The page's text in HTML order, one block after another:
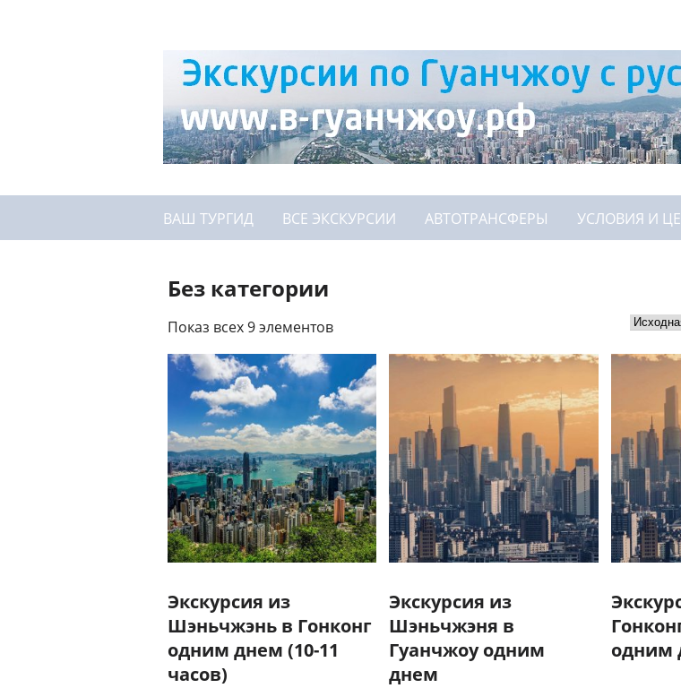
ВАШ ТУРГИД ВСЕ ЭКСКУРСИИ АВТОТРАНСФЕРЫ УСЛОВИЯ И
Без категории
Показ всех 9 элементов
Экскурсия из
Шэньчжэнь в Гонконг
одним днем (10-11
часов)
Экскурсия из
Шэньчжэня в
Гуанчжоу одним
днем
одним